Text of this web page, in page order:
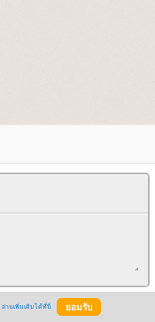
อ่านเพิ่มเติมได้ที่นี่